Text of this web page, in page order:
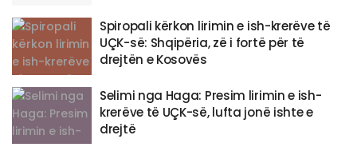
Spiropali kërkon lirimin e ish-krerëve të
UÇK-së: Shqipëria, zë i fortë për të
drejtën e Kosovës
Selimi nga Haga: Presim lirimin e ish-
krerëve të UÇK-së, lufta jonë ishte e
drejtë